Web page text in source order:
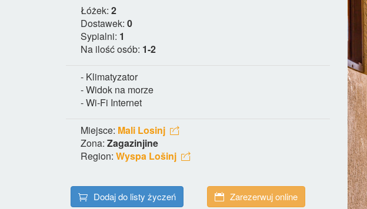
Łóżek: 2
Dostawek: 0
Sypialni: 1
Na ilość osób: 1-2
- Klimatyzator
- Widok na morze
- Wi-Fi Internet
Miejsce: Mali Losinj
Zona: Zagazinjine
Region: Wyspa Lošinj
Dodaj do listy życzeń
Zarezerwuj online